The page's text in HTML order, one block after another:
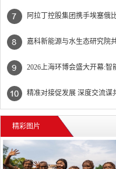
景线
阿拉丁控股集团携手埃塞俄
嘉科新能源与水生态研究院
2026上海环博会盛大开幕:
精准对接促发展 深度交流谋
精彩图片